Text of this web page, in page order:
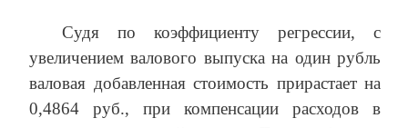
Судя по коэффициенту регрессии, с
увеличением валового выпуска на один рубль
валовая добавленная стоимость прирастает на
0,4864 руб., при компенсации расходов в